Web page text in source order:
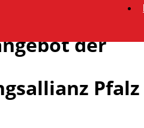
der
Pfalz